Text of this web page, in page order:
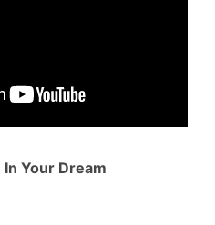
In Your Dream